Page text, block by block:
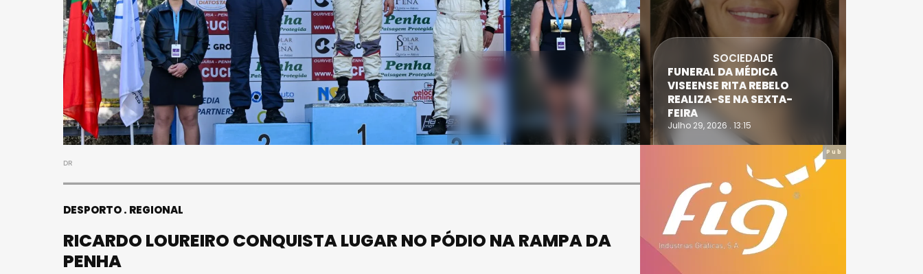
DR
DESPORTO REGIONAL
RICARDO LOUREIRO CONQUISTA LUGAR NO PÓDIO NA RAMPA DA
PENHA
FALECEU PAULA ALMEIDA,
HOSPITAL DE VISEU
Julho 27, 2026 . 11:00
SOCIEDADE
FUNERAL DA MÉDICA
VISEENSE RITA REBELO
REALIZA-SE NA SEXTA-
FEIRA
Julho 29, 2026 . 13:15
Pub